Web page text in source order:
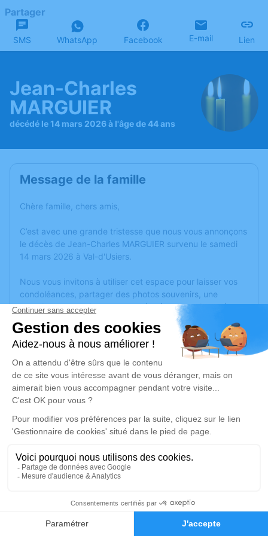
Faire-part Hommages
Partager
SMS WhatsApp Facebook E-mail Lien
Jean-Charles
MARGUIER
décédé le 14 mars 2026 à l'âge de 44 ans
Message de la famille
Chère famille, chers amis,
C’est avec une grande tristesse que nous vous annonçons
le décès de Jean-Charles MARGUIER survenu le samedi
14 mars 2026 à Val-d'Usiers.
Nous vous invitons à utiliser cet espace pour laisser vos
condoléances, partager des photos souvenirs, une
anecdote ou exprimer vos pensées à travers des poèmes
ou des textes. Cet endroit est un lieu d'expression dédié à
honorer la mémoire de Jean-Charles MARGUIER.
Un service de plantation d’arbre hommage estdisponible
mardi 17 mars 2026 à 14h30
Chambre Funeraire du Gra de Pontarlier
10 Rue Charles Maire